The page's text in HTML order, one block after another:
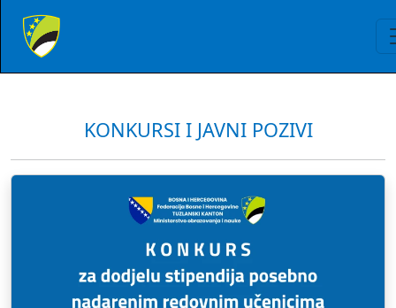
KONKURSI I JAVNI POZIVI